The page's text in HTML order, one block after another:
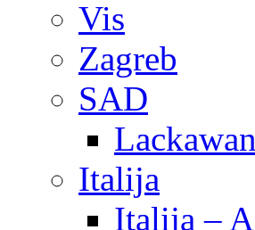
Vis
Zagreb
SAD
Italija
Italija –